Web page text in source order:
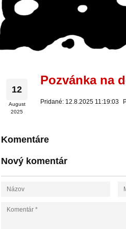
12
August
2025
Pozvánka na
Pridané: 12.8.2025 11:19:03
Komentáre
Nový komentár